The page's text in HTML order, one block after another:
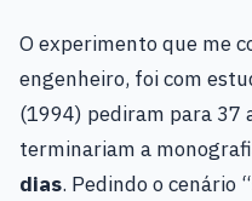
O experimento que me
engenheiro, foi com
(1994) pediram para 37
terminariam a
dias. Pedindo o cenário